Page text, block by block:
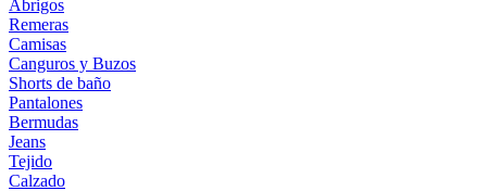
Abrigos
Remeras
Camisas
Canguros y Buzos
Shorts de baño
Pantalones
Bermudas
Jeans
Tejido
Calzado